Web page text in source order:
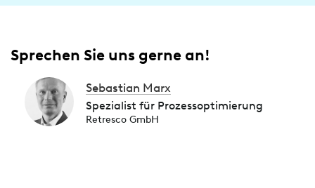
Sprechen Sie uns gerne an!
Sebastian Marx
Spezialist für Prozessoptimierung
Retresco GmbH